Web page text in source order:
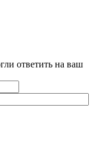
ответить на ваш